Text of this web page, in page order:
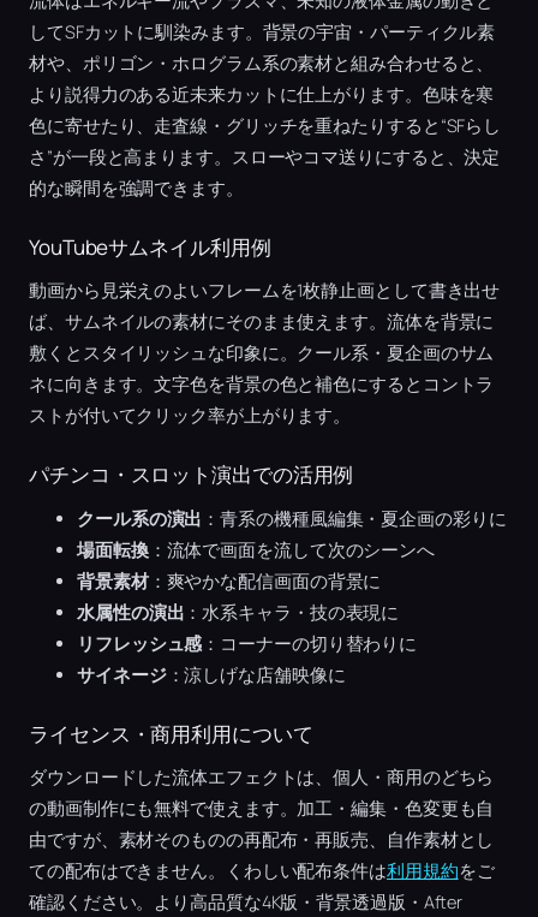
してSFカットに馴染みます。背景の宇宙・パーティクル素
材や、ポリゴン・ホログラム系の素材と組み合わせると、
より説得力のある近未来カットに仕上がります。色味を寒
色に寄せたり、走査線・グリッチを重ねたりすると“SFらし
さ”が一段と高まります。スローやコマ送りにすると、決定
的な瞬間を強調できます。
YouTubeサムネイル利用例
動画から見栄えのよいフレームを1枚静止画として書き出せ
ば、サムネイルの素材にそのまま使えます。流体を背景に
敷くとスタイリッシュな印象に。クール系・夏企画のサム
ネに向きます。文字色を背景の色と補色にするとコントラ
ストが付いてクリック率が上がります。
パチンコ・スロット演出での活用例
クール系の演出 ：青系の機種風編集・夏企画の彩りに
場面転換：流体で画面を流して次のシーンへ
背景素材：爽やかな配信画面の背景に
水属性の演出 ：水系キャラ・技の表現に
リフレッシュ感 ：コーナーの切り替わりに
サイネージ：涼しげな店舗映像に
ライセンス・商用利用について
ダウンロードした流体エフェクトは、個人・商用のどちら
の動画制作にも無料で使えます。加工・編集・色変更も自
由ですが、素材そのものの再配布・再販売、自作素材とし
ての配布はできません。くわしい配布条件は利用規約をご
確認ください。より高品質な4K版・背景透過版・After